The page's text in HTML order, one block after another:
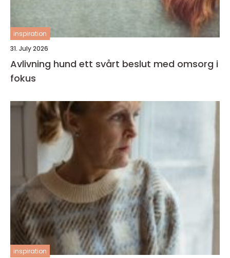
inspiration
31. July 2026
Avlivning hund ett svårt beslut med omsorg i
fokus
inspiration